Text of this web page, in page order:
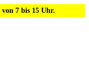
von 7 bis 15 Uhr.